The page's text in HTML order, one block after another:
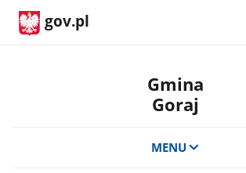
gov.pl
Gmina
Goraj
MENU